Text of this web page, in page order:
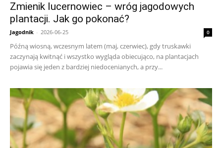
Zmienik lucernowiec – wróg jagodowych
plantacji. Jak go pokonać?
Jagodnik - 2026-06-25 0
Późną wiosną, wczesnym latem (maj, czerwiec), gdy truskawki
zaczynają kwitnąć i wszystko wygląda obiecująco, na plantacjach
pojawia się jeden z bardziej niedocenianych, a przy...